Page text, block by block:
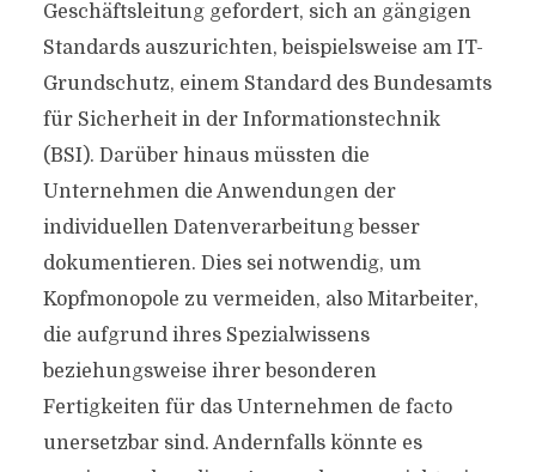
Geschäftsleitung gefordert, sich an gängigen
Standards auszurichten, beispielsweise am IT-
Grundschutz, einem Standard des Bundesamts
für Sicherheit in der Informationstechnik
(BSI). Darüber hinaus müssten die
Unternehmen die Anwendungen der
individuellen Datenverarbeitung besser
dokumentieren. Dies sei notwendig, um
Kopfmonopole zu vermeiden, also Mitarbeiter,
die aufgrund ihres Spezialwissens
beziehungsweise ihrer besonderen
Fertigkeiten für das Unternehmen de facto
unersetzbar sind. Andernfalls könnte es